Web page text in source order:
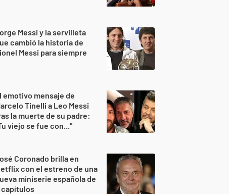
Messi y la servilleta
cambió la historia de
Messi para siempre
emotivo mensaje de
Tinelli a Leo Messi
la muerte de su padre:
viejo se fue con..."
Coronado brilla en
con el estreno de una
miniserie española de
capítulos